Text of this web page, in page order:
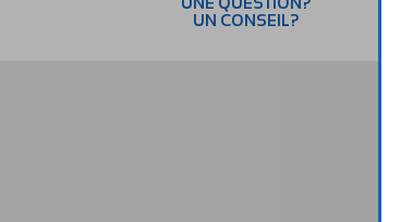
UNE QUESTION?
UN CONSEIL?